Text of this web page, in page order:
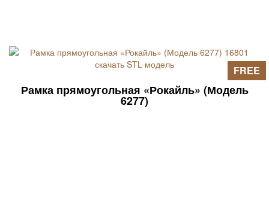
Рамка прямоугольная «Рокайль» (Модель
6277)
FREE